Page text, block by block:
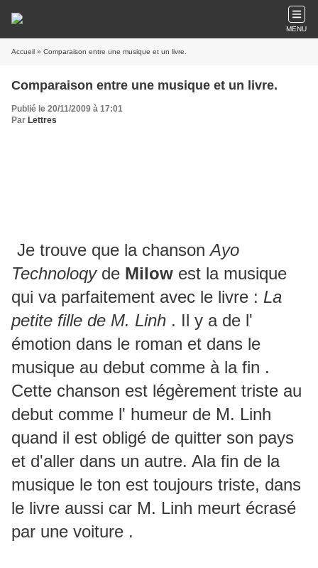
MENU
Accueil » Comparaison entre une musique et un livre.
Comparaison entre une musique et un livre.
Publié le 20/11/2009 à 17:01
Par Lettres
Je trouve que la chansonAyo
Technoloqyde Milow est la musique
qui va parfaitement avec le livre : La
petite fille de M. Linh . Il y a de l'
émotion dans le roman et dans le
musique au debut comme à la fin .
Cette chanson est légèrement triste au
debut comme l' humeur de M. Linh
quand il est obligé de quitter son pays
et d'aller dans un autre. Ala fin de la
musique le ton est toujours triste, dans
le livre aussi car M. Linh meurt écrasé
par une voiture .